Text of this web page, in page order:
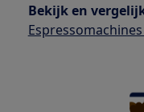
Bekijk en